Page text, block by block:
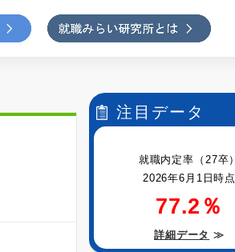
注目データ
就職内定率（27卒）
2026年6月1日時点
77.2％
詳細データ ≫